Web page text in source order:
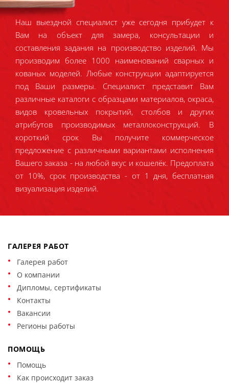
Наш выездной специалист уже сегодня прибудет к
Вам на объект для замера, консультации и
составления задания на производство изделий. Мы
производим более 1000 наименований сварных и
кованых моделей. Любые конструкции адаптируется
под Ваши размеры. Специалист представит Вам
различные каталоги с образцами материалов, окраса,
видов кровельных покрытий, столбов и других
атрибутов производимых металлоконструкций. В
короткий срок Вы получите коммерческое
предложение с различными вариантами исполнения
Вашего заказа - на любой вкус и кошелёк. Предоплата
от 10%, срок производства - от 1 дня, бесплатная
визуализация изделий.
ГАЛЕРЕЯ РАБОТ
Галерея работ
О компании
Дипломы, сертификаты
Контакты
Вакансии
Регионы работы
ПОМОЩЬ
Помощь
Как происходит заказ